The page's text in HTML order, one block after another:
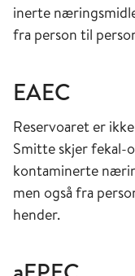
inerte
fra person til
EAEC
Reservoaret er
Smitte skjer fekal-
kontaminerte
men også fra
hender.